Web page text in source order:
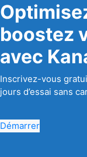
boostez
avec
Inscrivez-vous
jours d’essai sans
Démarrer